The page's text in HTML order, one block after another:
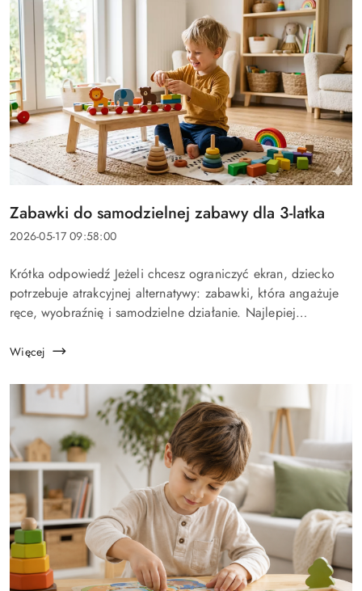
Tytuł
artykułu:
Zabawki do samodzielnej zabawy dla 3-latka
Data
2026-05-17 09:58:00
Treść
artykułu:
Krótka odpowiedź Jeżeli chcesz ograniczyć ekran, dziecko
potrzebuje atrakcyjnej alternatywy: zabawki, która angażuje
ręce, wyobraźnię i samodzielne działanie. Najlepiej
...
Więcej